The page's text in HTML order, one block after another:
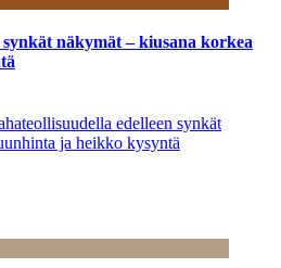
synkät näkymät – kiusana korkea
edelleen synkät
ja heikko kysyntä